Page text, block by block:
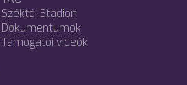
Széktói Stadion
Dokumentumok
Támogatói videók